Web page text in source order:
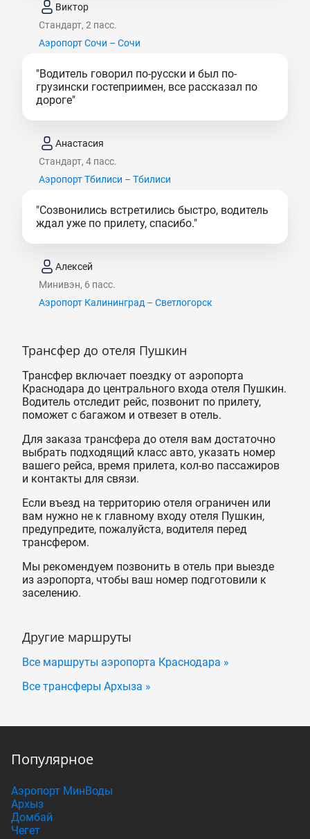
Виктор
Стандарт, 2 пасс.
Аэропорт Сочи – Сочи
"Водитель говорил по-русски и был по-
грузински гостеприимен, все рассказал по
дороге"
Анастасия
Стандарт, 4 пасс.
Аэропорт Тбилиси – Тбилиси
"Созвонились встретились быстро, водитель
ждал уже по прилету, спасибо."
Алексей
Минивэн, 6 пасс.
Аэропорт Калининград – Светлогорск
Трансфер до отеля Пушкин
Трансфер включает поездку от аэропорта
Краснодара до центрального входа отеля Пушкин.
Водитель отследит рейс, позвонит по прилету,
поможет с багажом и отвезет в отель.
Для заказа трансфера до отеля вам достаточно
выбрать подходящий класс авто, указать номер
вашего рейса, время прилета, кол-во пассажиров
и контакты для связи.
Если въезд на территорию отеля ограничен или
вам нужно не к главному входу отеля Пушкин,
предупредите, пожалуйста, водителя перед
трансфером.
Мы рекомендуем позвонить в отель при выезде
из аэропорта, чтобы ваш номер подготовили к
заселению.
Другие маршруты
Все маршруты аэропорта Краснодара »
Все трансферы Архыза »
Популярное
Аэропорт МинВоды
Архыз
Домбай
Чегет